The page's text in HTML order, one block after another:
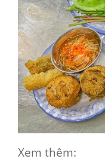
Xem thêm: